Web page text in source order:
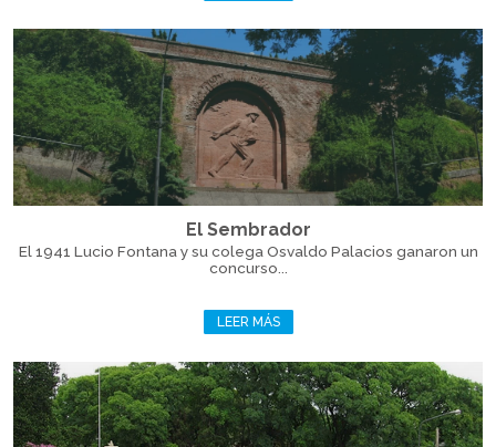
El Sembrador
El 1941 Lucio Fontana y su colega Osvaldo Palacios ganaron un
concurso...
LEER MÁS